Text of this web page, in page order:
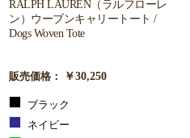
RALPH LAUREN（ラルフローレ
ン）ウーブンキャリートート /
Dogs Woven Tote
販売価格： ￥30,250
ブラック
ネイビー